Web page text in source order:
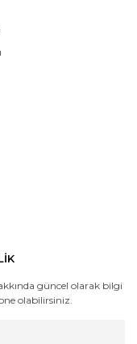
güncel olarak bilgi
olabilirsiniz.